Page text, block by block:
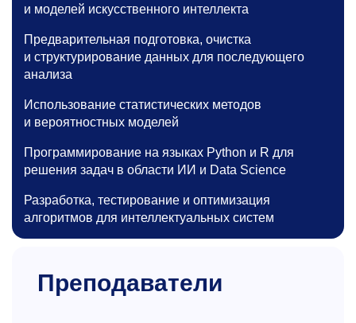
и моделей искусственного интеллекта
Предварительная подготовка, очистка
и структурирование данных для последующего
анализа
Использование статистических методов
и вероятностных моделей
Программирование на языках Python и R для
решения задач в области ИИ и Data Science
Разработка, тестирование и оптимизация
алгоритмов для интеллектуальных систем
Преподаватели